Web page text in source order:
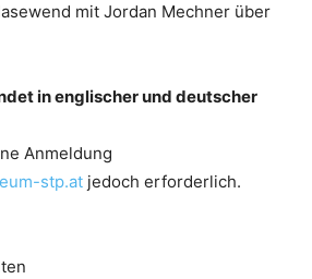
mit Jordan Mechner über
in englischer und deutscher
Anmeldung
stp.at jedoch erforderlich.